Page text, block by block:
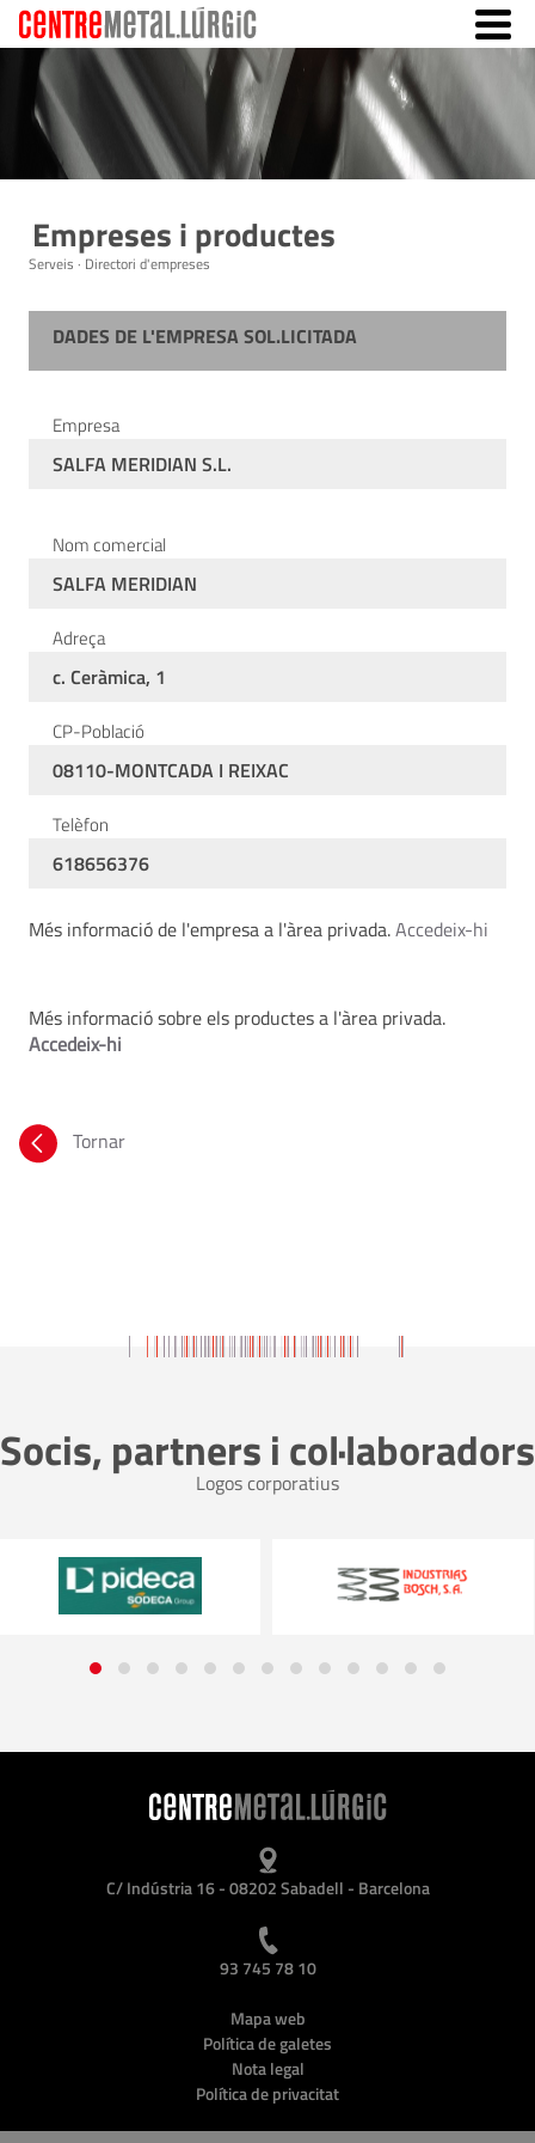
Empreses i productes
Serveis · Directori d'empreses
DADES DE L'EMPRESA SOL.LICITADA
Empresa
SALFA MERIDIAN S.L.
Nom comercial
SALFA MERIDIAN
Adreça
c. Ceràmica, 1
CP-Població
08110-MONTCADA I REIXAC
Telèfon
618656376
Més informació de l'empresa a l'àrea privada.Accedeix-hi
Més informació sobre els productes a l'àrea privada.
Accedeix-hi
Tornar
Socis, partners i col·laboradors
Logos corporatius
C/ Indústria 16 - 08202 Sabadell - Barcelona
93 745 78 10
Mapa web
Política de galetes
Nota legal
Política de privacitat